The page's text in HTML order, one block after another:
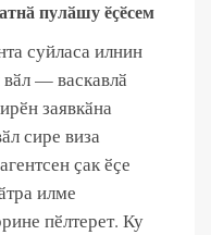
пулӑшу ӗҫӗсем
суйласа илнин
— васкавлӑ
заявкӑна
сире виза
ҫак ӗҫе
илме
пӗлтерет. Ку